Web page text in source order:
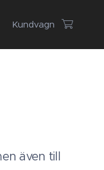
Kundvagn
även till